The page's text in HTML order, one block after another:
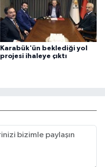
Karabük'ün beklediği yol
projesi ihaleye çıktı